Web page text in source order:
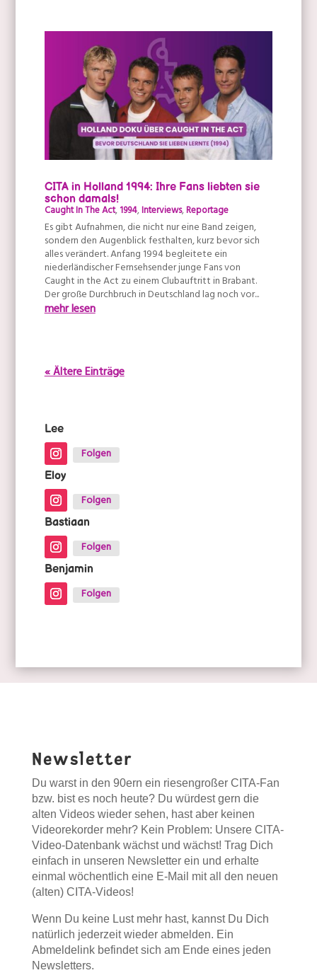
CITA in Holland 1994: Ihre Fans liebten sie
schon damals!
Caught In The Act,1994,Interviews,Reportage
Es gibt Aufnahmen, die nicht nur eine Band zeigen,
sondern den Augenblick festhalten, kurz bevor sich
alles verändert. Anfang 1994 begleitete ein
niederländischer Fernsehsender junge Fans von
Caught in the Act zu einem Clubauftritt in Brabant.
Der große Durchbruch in Deutschland lag noch vor...
mehr lesen
« Ältere Einträge
Lee
Folgen
Eloy
Folgen
Bastiaan
Folgen
Benjamin
Folgen
Newsletter
Du warst in den 90ern ein riesengroßer CITA-Fan
bzw. bist es noch heute? Du würdest gern die
alten Videos wieder sehen, hast aber keinen
Videorekorder mehr? Kein Problem: Unsere CITA-
Video-Datenbank wächst und wächst! Trag Dich
einfach in unseren Newsletter ein und erhalte
einmal wöchentlich eine E-Mail mit all den neuen
(alten) CITA-Videos!
Wenn Du keine Lust mehr hast, kannst Du Dich
natürlich jederzeit wieder abmelden. Ein
Abmeldelink befindet sich am Ende eines jeden
Newsletters.